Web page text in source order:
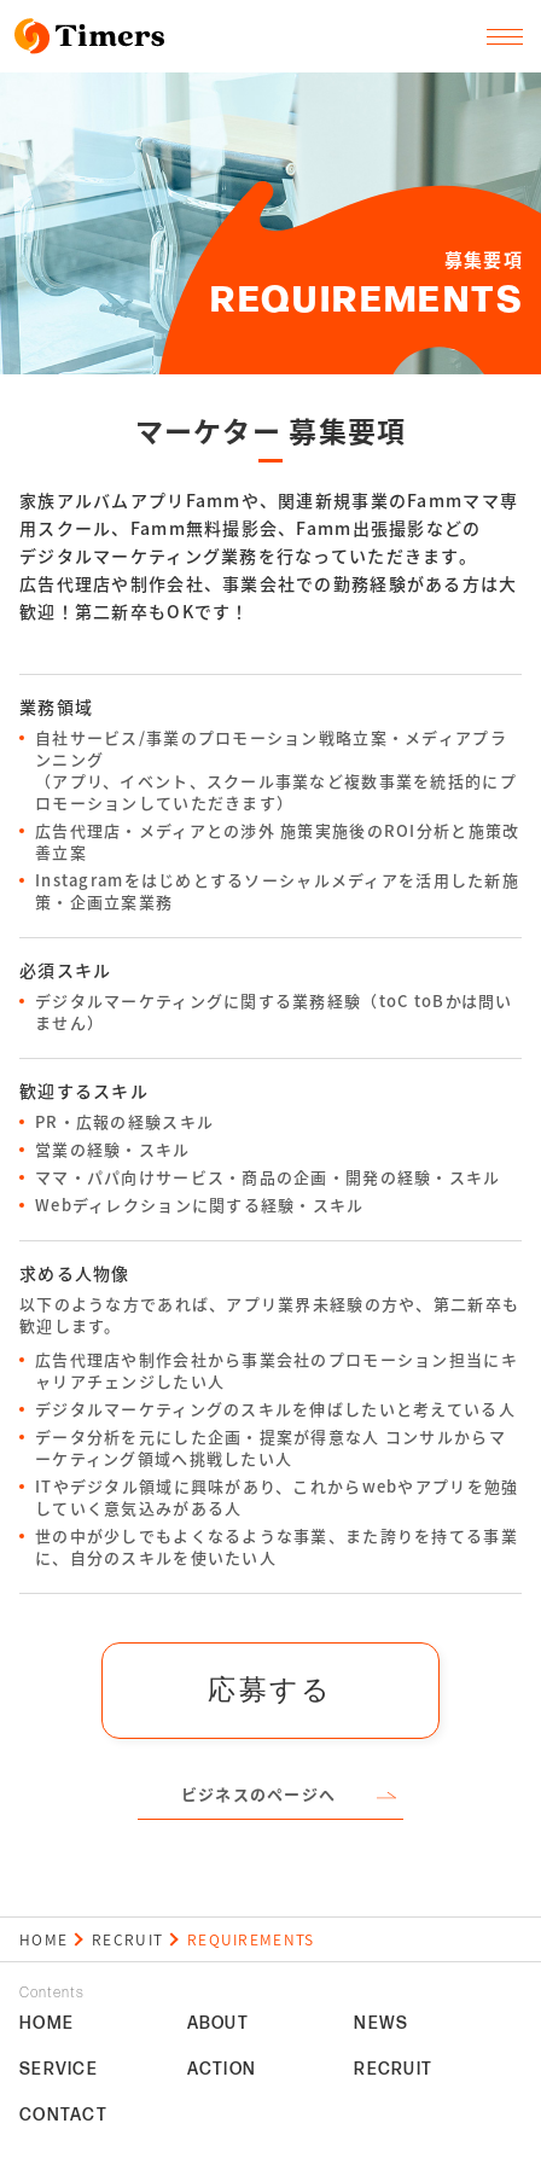
募集要項
REQUIREMENTS
マーケター 募集要項
家族アルバムアプリFammや、関連新規事業のFammママ専
用スクール、Famm無料撮影会、Famm出張撮影などの
デジタルマーケティング業務を行なっていただきます。
広告代理店や制作会社、事業会社での勤務経験がある方は大
歓迎！第二新卒もOKです！
業務領域
自社サービス/事業のプロモーション戦略立案・メディアプラ
ンニング
（アプリ、イベント、スクール事業など複数事業を統括的にプ
ロモーションしていただきます）
広告代理店・メディアとの渉外 施策実施後のROI分析と施策改
善立案
Instagramをはじめとするソーシャルメディアを活用した新施
策・企画立案業務
必須スキル
デジタルマーケティングに関する業務経験（toC toBかは問い
ません）
歓迎するスキル
PR・広報の経験スキル
営業の経験・スキル
ママ・パパ向けサービス・商品の企画・開発の経験・スキル
Webディレクションに関する経験・スキル
求める人物像
以下のような方であれば、アプリ業界未経験の方や、第二新卒も
歓迎します。
広告代理店や制作会社から事業会社のプロモーション担当にキ
ャリアチェンジしたい人
デジタルマーケティングのスキルを伸ばしたいと考えている人
データ分析を元にした企画・提案が得意な人 コンサルからマ
ーケティング領域へ挑戦したい人
ITやデジタル領域に興味があり、これからwebやアプリを勉強
していく意気込みがある人
世の中が少しでもよくなるような事業、また誇りを持てる事業
に、自分のスキルを使いたい人
応募する
ビジネスのページへ
HOME RECRUIT REQUIREMENTS
Contents
HOME ABOUT NEWS
SERVICE ACTION RECRUIT
CONTACT